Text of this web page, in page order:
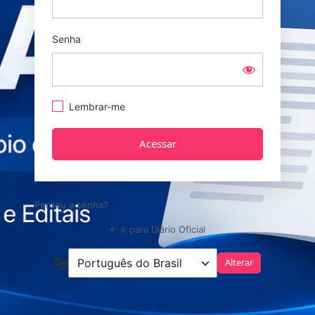
Senha
Lembrar-me
Perdeu a senha?
← Ir para Diário Oficial
Idioma